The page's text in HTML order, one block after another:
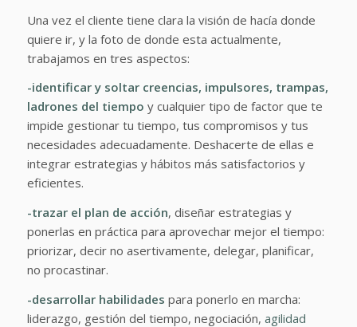
Una vez el cliente tiene clara la visión de hacía donde
quiere ir, y la foto de donde esta actualmente,
trabajamos en tres aspectos:
-identificar y soltar creencias, impulsores, trampas,
ladrones del tiempo y cualquier tipo de factor que te
impide gestionar tu tiempo, tus compromisos y tus
necesidades adecuadamente. Deshacerte de ellas e
integrar estrategias y hábitos más satisfactorios y
eficientes.
-trazar el plan de acción, diseñar estrategias y
ponerlas en práctica para aprovechar mejor el tiempo:
priorizar, decir no asertivamente, delegar, planificar,
no procastinar.
-desarrollar habilidades para ponerlo en marcha:
liderazgo, gestión del tiempo, negociación, agilidad